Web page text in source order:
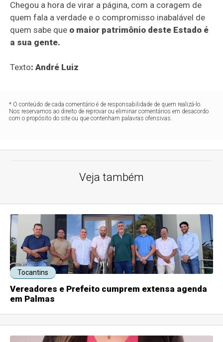
Chegou a hora de virar a página, com a coragem de
quem fala a verdade e o compromisso inabalável de
quem sabe que o maior patrimônio deste Estado é
a sua gente.
Texto: André Luiz
* O conteúdo de cada comentário é de responsabilidade de quem realizá-lo.
Nos reservamos ao direito de reprovar ou eliminar comentários em desacordo
com o propósito do site ou que contenham palavras ofensivas.
Veja também
Tocantins
Vereadores e Prefeito cumprem extensa agenda
em Palmas